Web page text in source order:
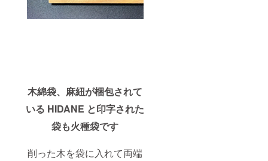
木綿袋、麻紐が梱包されて
いる HIDANE と印字された
袋も火種袋です
削った木を袋に入れて両端